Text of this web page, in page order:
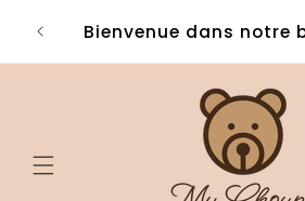
passer
au
contenu
Bienvenue dans notre